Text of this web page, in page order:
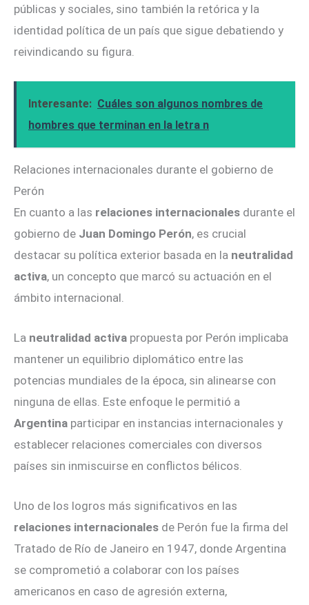
públicas y sociales, sino también la retórica y la
identidad política de un país que sigue debatiendo y
reivindicando su figura.
Interesante: Cuáles son algunos nombres de
hombres que terminan en la letra n
Relaciones internacionales durante el gobierno de
Perón
En cuanto a las relaciones internacionales durante el
gobierno de Juan Domingo Perón, es crucial
destacar su política exterior basada en la neutralidad
activa, un concepto que marcó su actuación en el
ámbito internacional.
La neutralidad activa propuesta por Perón implicaba
mantener un equilibrio diplomático entre las
potencias mundiales de la época, sin alinearse con
ninguna de ellas. Este enfoque le permitió a
Argentina participar en instancias internacionales y
establecer relaciones comerciales con diversos
países sin inmiscuirse en conflictos bélicos.
Uno de los logros más significativos en las
relaciones internacionales de Perón fue la firma del
Tratado de Río de Janeiro en 1947, donde Argentina
se comprometió a colaborar con los países
americanos en caso de agresión externa,